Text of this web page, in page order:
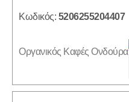
Κωδικός: 5206255204407
Οργανικός Καφές Ονδούρα